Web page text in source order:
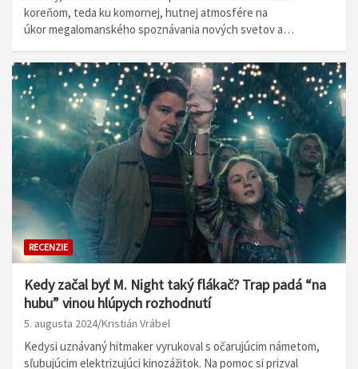
koreňom, teda ku komornej, hutnej atmosfére na
úkor megalomanského spoznávania nových svetov a…
RECENZIE
Kedy začal byť M. Night taký flákač? Trap padá “na
hubu” vinou hlúpych rozhodnutí
5. augusta 2024 Kristián Vrábel
Kedysi uznávaný hitmaker vyrukoval s očarujúcim námetom,
sľubujúcim elektrizujúci kinozážitok. Na pomoc si prizval